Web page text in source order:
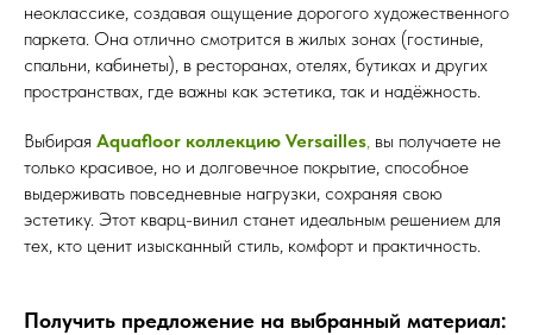
неоклассике, создавая ощущение дорогого художественного
паркета. Она отлично смотрится в жилых зонах (гостиные,
спальни, кабинеты), в ресторанах, отелях, бутиках и других
пространствах, где важны как эстетика, так и надёжность.
Выбирая Aquafloor коллекцию Versailles, вы получаете не
только красивое, но и долговечное покрытие, способное
выдерживать повседневные нагрузки, сохраняя свою
эстетику. Этот кварц-винил станет идеальным решением для
тех, кто ценит изысканный стиль, комфорт и практичность.
Получить предложение на выбранный материал: